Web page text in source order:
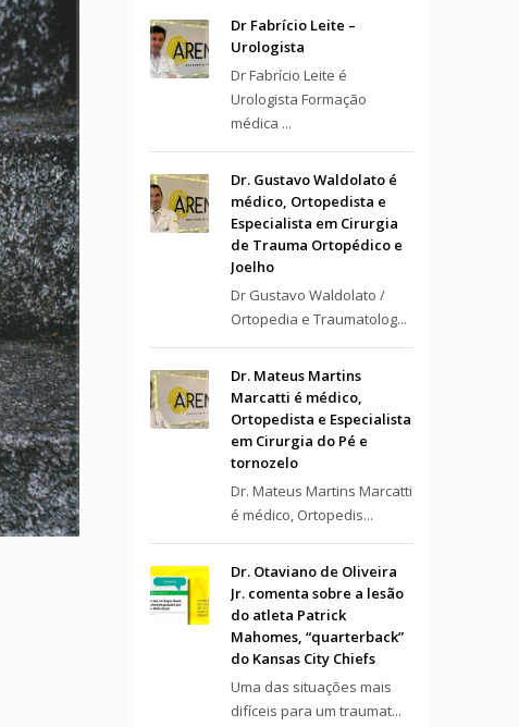
Dr Fabrício Leite –
Urologista
Dr Fabrício Leite é
Urologista Formação
médica ...
Dr. Gustavo Waldolato é
médico, Ortopedista e
Especialista em Cirurgia
de Trauma Ortopédico e
Joelho
Dr Gustavo Waldolato /
Ortopedia e Traumatolog...
Dr. Mateus Martins
Marcatti é médico,
Ortopedista e Especialista
em Cirurgia do Pé e
tornozelo
Dr. Mateus Martins Marcatti
é médico, Ortopedis...
Dr. Otaviano de Oliveira
Jr. comenta sobre a lesão
do atleta Patrick
Mahomes, “quarterback”
do Kansas City Chiefs
Uma das situações mais
difíceis para um traumat...